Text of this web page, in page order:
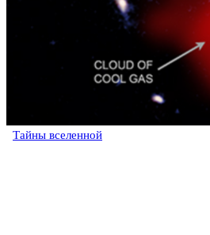
Тайны вселенной